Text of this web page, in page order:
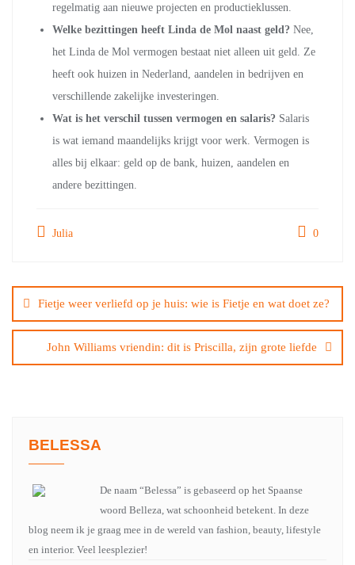
regelmatig aan nieuwe projecten en productieklussen.
Welke bezittingen heeft Linda de Mol naast geld? Nee,
het Linda de Mol vermogen bestaat niet alleen uit geld. Ze
heeft ook huizen in Nederland, aandelen in bedrijven en
verschillende zakelijke investeringen.
Wat is het verschil tussen vermogen en salaris? Salaris
is wat iemand maandelijks krijgt voor werk. Vermogen is
alles bij elkaar: geld op de bank, huizen, aandelen en
andere bezittingen.
Julia 0
navigatie
Fietje weer verliefd op je huis: wie is Fietje en wat doet ze?
John Williams vriendin: dit is Priscilla, zijn grote liefde
BELESSA
De naam “Belessa” is gebaseerd op het Spaanse
woord Belleza, wat schoonheid betekent. In deze
blog neem ik je graag mee in de wereld van fashion, beauty, lifestyle
en interior. Veel leesplezier!